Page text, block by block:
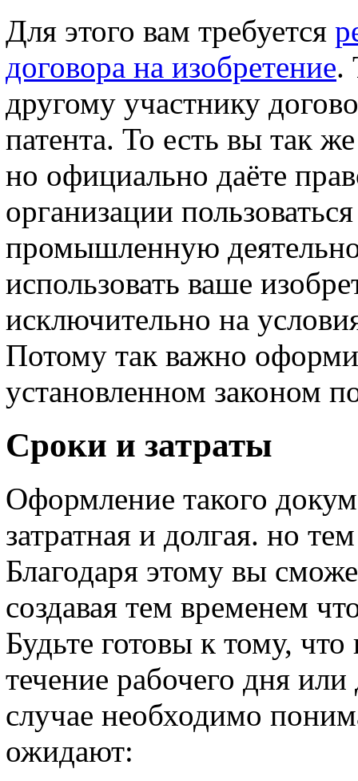
Для этого вам требуется
договора на изобретение.
другому участнику
патента. То есть вы так
но официально даёте
организации
промышленную
использовать ваше
исключительно на
Потому так важно
установленном законом
Сроки и затраты
Оформление такого
затратная и долгая. но
Благодаря этому вы
создавая тем временем
Будьте готовы к тому,
течение рабочего дня
случае необходимо
ожидают: